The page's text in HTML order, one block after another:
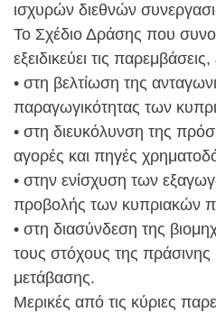
ισχυρών διεθνών
Το Σχέδιο Δράσης που
εξειδικεύει τις
• στη βελτίωση της
παραγωγικότητας των
• στη διευκόλυνση της
αγορές και πηγές
• στην ενίσχυση των
προβολής των κυπριακών
• στη διασύνδεση της
τους στόχους της πράσινης
μετάβασης.
Μερικές από τις κύριες